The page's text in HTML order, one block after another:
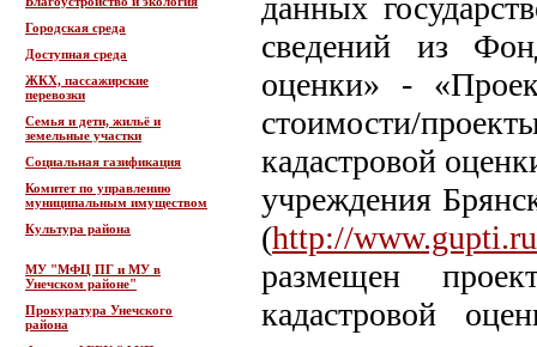
Городская среда
Доступная среда
ЖКХ, пассажирские
перевозки
Семья и дети, жильё и
земельные участки
Социальная газификация
Комитет по управлению
муниципальным имуществом
Культура района
МУ "МФЦ ПГ и МУ в
Унечском районе"
Прокуратура Унечского
района
данных
сведений из
оценки» -
стоимости/
кадастровой
учреждения
(http://
размещен
кадастровой